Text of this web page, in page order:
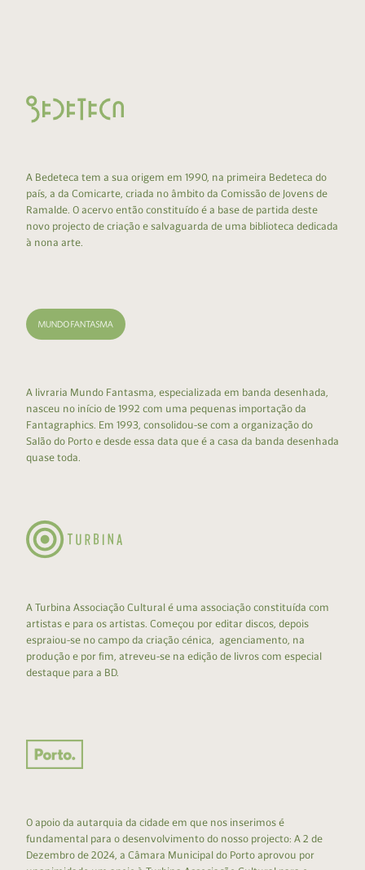
A Bedeteca tem a sua origem em 1990, na primeira Bedeteca do
país, a da Comicarte, criada no âmbito da Comissão de Jovens de
Ramalde. O acervo então constituído é a base de partida deste
novo projecto de criação e salvaguarda de uma biblioteca dedicada
à nona arte.
A livraria Mundo Fantasma, especializada em banda desenhada,
nasceu no início de 1992 com uma pequenas importação da
Fantagraphics. Em 1993, consolidou-se com a organização do
Salão do Porto e desde essa data que é a casa da banda desenhada
quase toda.
A Turbina Associação Cultural é uma associação constituída com
artistas e para os artistas. Começou por editar discos, depois
espraiou-se no campo da criação cénica, agenciamento, na
produção e por fim, atreveu-se na edição de livros com especial
destaque para a BD.
O apoio da autarquia da cidade em que nos inserimos é
fundamental para o desenvolvimento do nosso projecto: A 2 de
Dezembro de 2024, a Câmara Municipal do Porto aprovou por